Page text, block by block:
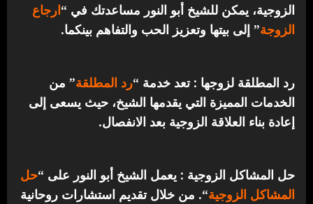
الزوجية، يمكن للشيخ أبو النور مساعدتك في “ارجاع
الزوجة” إلى بيتها وتعزيز الحب والتفاهم بينكما.
رد المطلقة لزوجها : تعد خدمة “رد المطلقة” من
الخدمات المميزة التي يقدمها الشيخ، حيث يسعى إلى
إعادة بناء العلاقة الزوجية بعد الانفصال.
حل المشاكل الزوجية : يعمل الشيخ أبو النور على “حل
المشاكل الزوجية“. من خلال تقديم استشارات روحانية